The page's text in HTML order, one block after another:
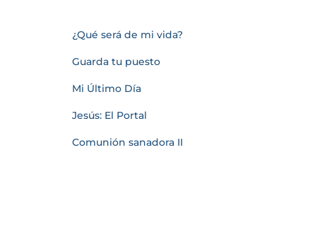
¿Qué será de mi vida?
Guarda tu puesto
Mi Último Día
Jesús: El Portal
Comunión sanadora II